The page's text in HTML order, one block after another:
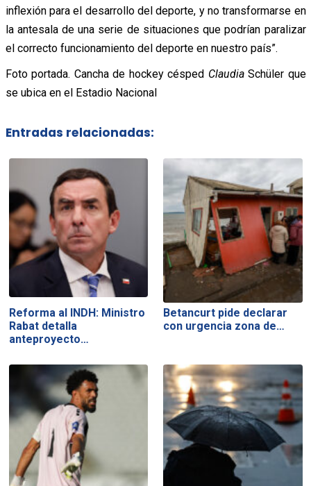
inflexión para el desarrollo del deporte, y no transformarse en
la antesala de una serie de situaciones que podrían paralizar
el correcto funcionamiento del deporte en nuestro país”.
Foto portada. Cancha de hockey césped ClaudiaSchüler que
se ubica en el Estadio Nacional
Entradas relacionadas:
Reforma al INDH: Ministro
Rabat detalla
anteproyecto…
Betancurt pide declarar
con urgencia zona de…